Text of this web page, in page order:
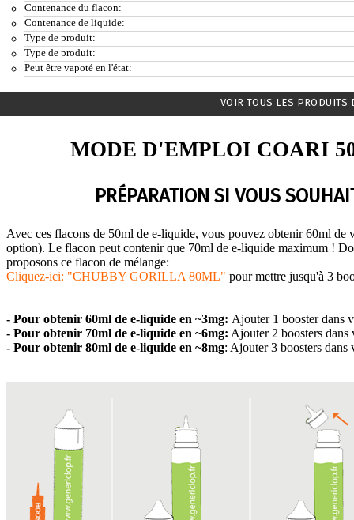
Contenance du flacon:
Contenance de liquide:
Type de produit:
Type de produit:
Peut être vapoté en l'état:
VOIR TOUS LES PRODUITS
MODE D'EMPLOI COARI
PRÉPARATION SI VOUS
Avec ces flacons de 50ml de e-liquide, vous pouvez obtenir 60ml de
option). Le flacon peut contenir que 70ml de e-liquide maximum !
proposons ce flacon de mélange:
Cliquez-ici: "CHUBBY GORILLA 80ML" pour mettre jusqu'à 3
- Pour obtenir 60ml de e-liquide en ~3mg: Ajouter 1 booster dans
- Pour obtenir 70ml de e-liquide en ~6mg: Ajouter 2 boosters
- Pour obtenir 80ml de e-liquide en ~8mg: Ajouter 3 boosters